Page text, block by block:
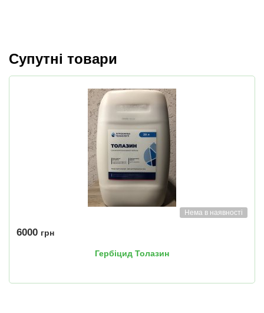
Супутні товари
Нема в наявності
6000 грн
Гербіцид Толазин